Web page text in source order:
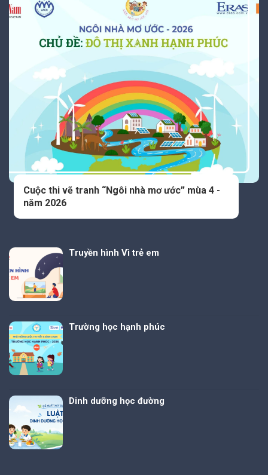
Cuộc thi vẽ tranh “Ngôi nhà mơ ước” mùa 4 -
năm 2026
Truyền hình Vì trẻ em
Trường học hạnh phúc
Dinh dưỡng học đường